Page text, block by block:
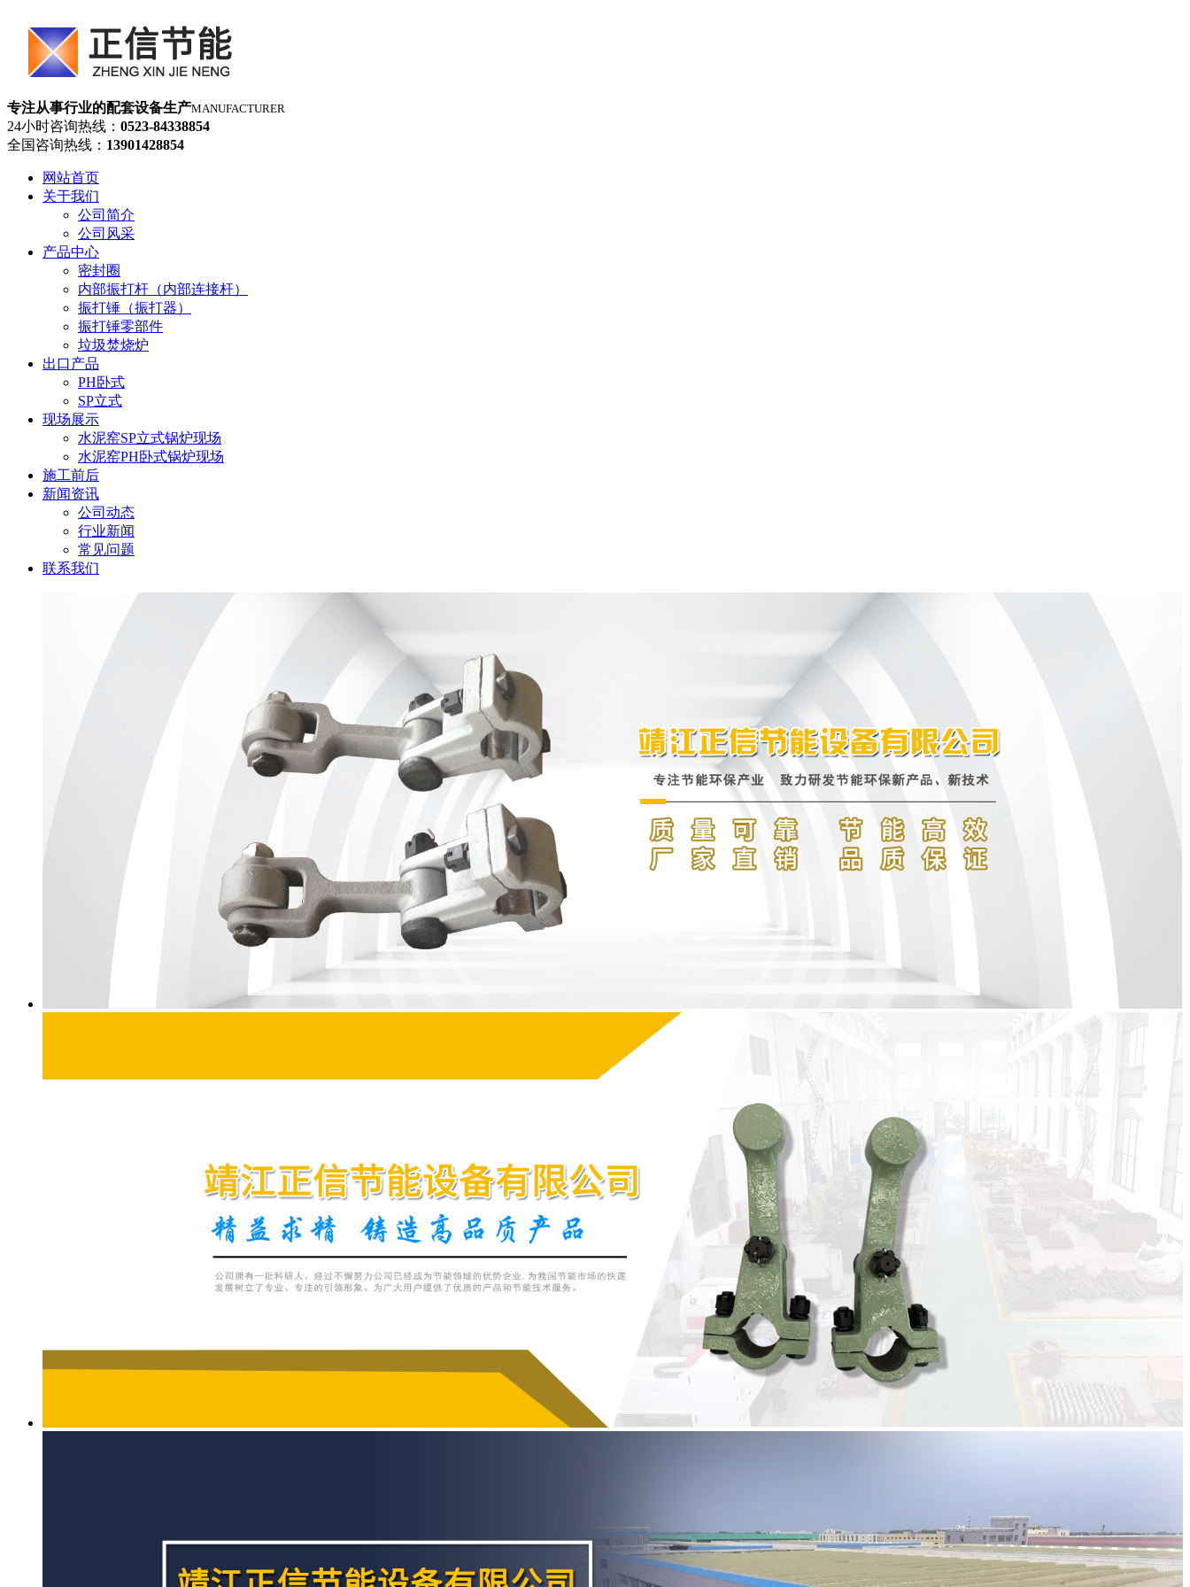
专注从事行业的配套设备生产MANUFACTURER
24小时咨询热线： 0523-84338854
全国咨询热线： 13901428854
网站首页
关于我们
公司简介
公司风采
产品中心
密封圈
内部振打杆（内部连接杆）
振打锤（振打器）
振打锤零部件
垃圾焚烧炉
出口产品
PH卧式
SP立式
现场展示
水泥窑SP立式锅炉现场
水泥窑PH卧式锅炉现场
施工前后
新闻资讯
公司动态
行业新闻
常见问题
联系我们